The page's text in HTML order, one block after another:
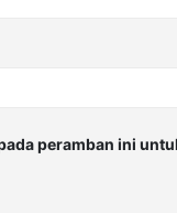
peramban ini